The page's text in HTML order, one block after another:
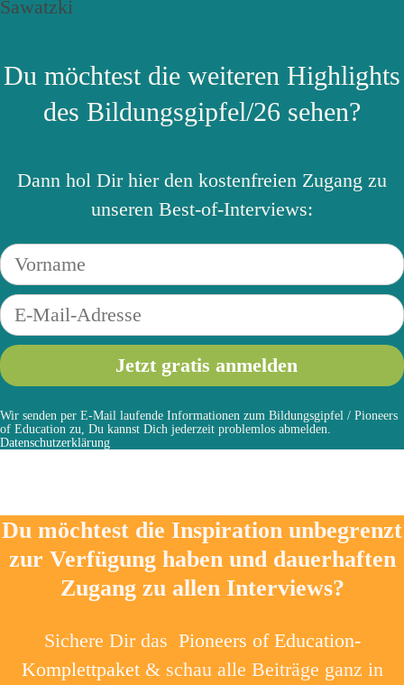
Du möchtest die weiteren Highlights
des Bildungsgipfel/26 sehen?
Dann hol Dir hier den kostenfreien Zugang zu
unseren Best-of-Interviews:
Wir senden per E-Mail laufende Informationen zum Bildungsgipfel / Pioneers
of Education zu, Du kannst Dich jederzeit problemlos abmelden.
Datenschutzerklärung
Du möchtest die Inspiration unbegrenzt
zur Verfügung haben und dauerhaften
Zugang zu allen Interviews?
Sichere Dir das Pioneers of Education-
Komplettpaket& schau alle Beiträge ganz in